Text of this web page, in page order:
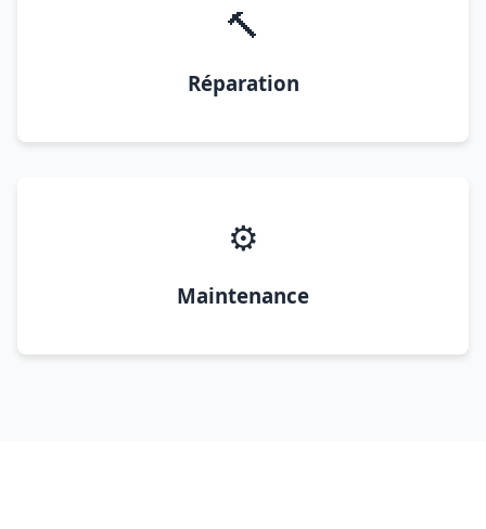
🔨
Réparation
⚙️
Maintenance